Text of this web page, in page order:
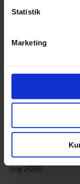
Statistik
Marketing
Vil arbejde
Ønsker
Vil forstå,
Vi gør
maj 2026.